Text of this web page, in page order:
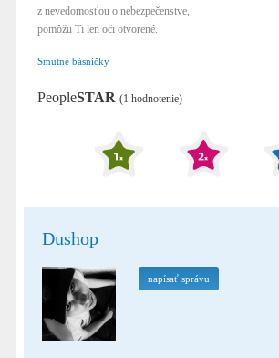
z nevedomosťou o nebezpečenstve,
pomôžu Ti len oči otvorené.
Smutné básničky
PeopleSTAR (1 hodnotenie)
Dushop
napísať správu